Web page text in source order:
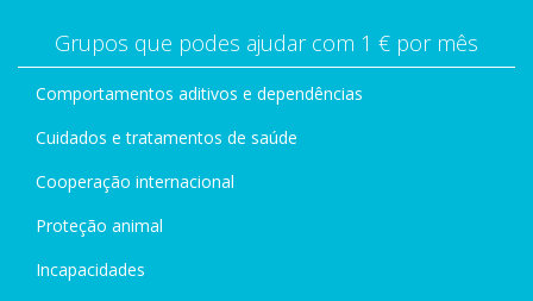
Grupos que podes ajudar com 1 € por mês
Comportamentos aditivos e dependências
Cuidados e tratamentos de saúde
Cooperação internacional
Proteção animal
Incapacidades